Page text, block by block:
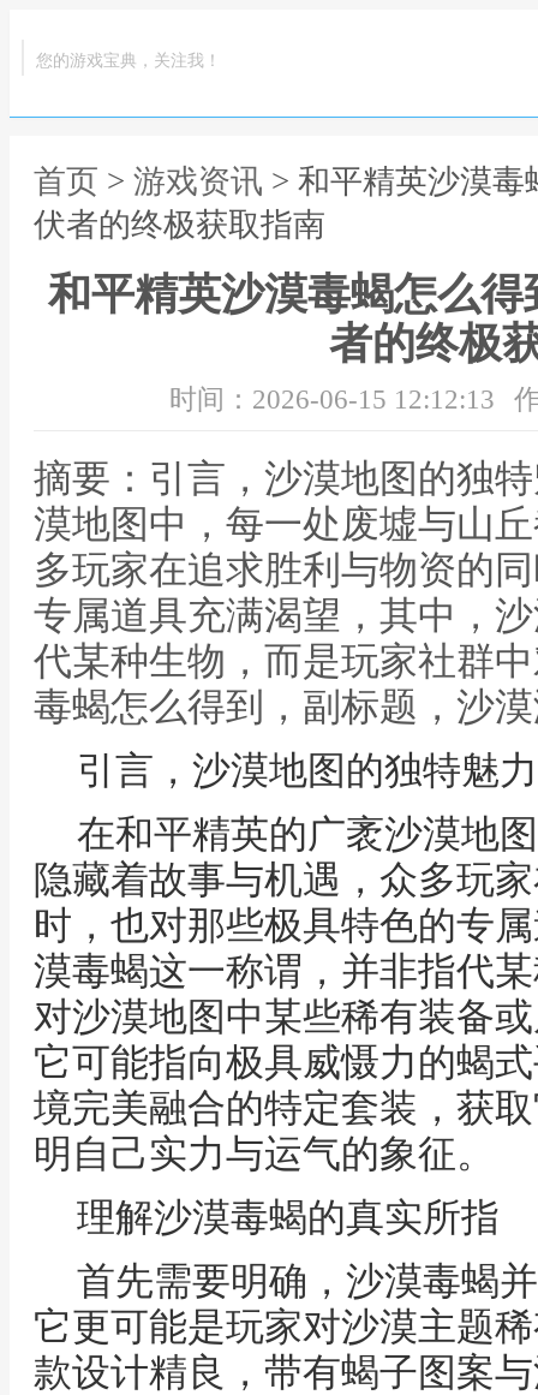
您的游戏宝典，关注我！
首页 > 游戏资讯 > 和平精英沙漠
伏者的终极获取指南
和平精英沙漠毒蝎怎么
者的终极
时间：2026-06-15 12:12:13
摘要：引言，沙漠地图的独
漠地图中，每一处废墟与山
多玩家在追求胜利与物资的
专属道具充满渴望，其中，
代某种生物，而是玩家社群
毒蝎怎么得到，副标题，沙
引言，沙漠地图的独特魅力
在和平精英的广袤沙漠地
隐藏着故事与机遇，众多玩
时，也对那些极具特色的专
漠毒蝎这一称谓，并非指代
对沙漠地图中某些稀有装备
它可能指向极具威慑力的蝎
境完美融合的特定套装，获
明自己实力与运气的象征。
理解沙漠毒蝎的真实所指
首先需要明确，沙漠毒蝎
它更可能是玩家对沙漠主题
款设计精良，带有蝎子图案